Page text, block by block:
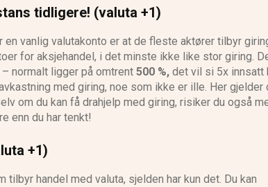
tidligere! (valuta +1)
en vanlig valutakonto er at de fleste aktører tilbyr
for aksjehandel, i det minste ikke like stor giring.
normalt ligger på omtrent 500 %, det vil si 5x innsatt
med giring, noe som ikke er ille. Her
om du kan få drahjelp med giring, risiker du også
enn du har tenkt!
+1)
tilbyr handel med valuta, sjelden har kun det. Du kan